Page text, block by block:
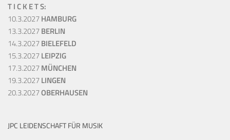
T I C K E T S:
10.3.2027HAMBURG
13.3.2027BERLIN
14.3.2027BIELEFELD
15.3.2027LEIPZIG
17.3.2027MÜNCHEN
19.3.2027LINGEN
20.3.2027OBERHAUSEN
JPC LEIDENSCHAFT FÜR MUSIK